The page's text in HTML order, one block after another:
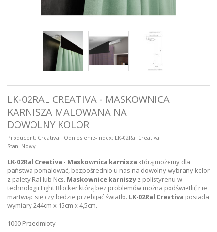
LK-02RAL CREATIVA - MASKOWNICA
KARNISZA MALOWANA NA
DOWOLNY KOLOR
Producent: Creativa Odniesienie-Index: LK-02Ral Creativa
Stan: Nowy
LK-02Ral Creativa - Maskownica karnisza którą możemy dla
państwa pomalować, bezpośrednio u nas na dowolny wybrany kolor
z palety Ral lub Ncs. Maskownice karniszy z polistyrenu w
technologii Light Blocker którą bez problemów można podświetlić nie
martwiąc się czy będzie przebijać światło. LK-02Ral Creativa posiada
wymiary 244cm x 15cm x 4,5cm.
1000 Przedmioty